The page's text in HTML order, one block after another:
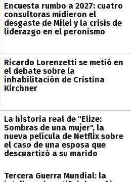
Encuesta rumbo a 2027: cuatro
consultoras midieron el
desgaste de Milei y la crisis de
liderazgo en el peronismo
Ricardo Lorenzetti se metió en
el debate sobre la
inhabilitación de Cristina
Kirchner
La historia real de "Elize:
Sombras de una mujer", la
nueva película de Netflix sobre
el caso de una esposa que
descuartizó a su marido
Tercera Guerra Mundial: la